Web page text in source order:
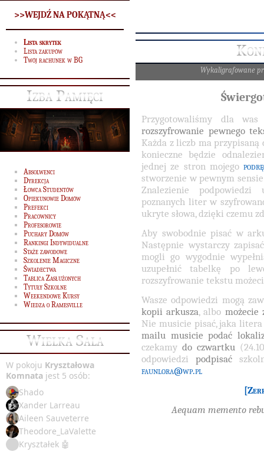
>>WEJDŹ NA POKĄTNĄ<<
Lista skrytek
Lista zakupów
Twój rachunek w BG
Izba Pamięci
Absolwenci
Dyrekcja
Łowca Studentów
Opiekunowie Domów
Prefekci
Pracownicy
Profesorowie
Puchary Domów
Rankingi Indywidualne
Staże zawodowe
Szkolenie Magiczne
Świadectwa
Tablica Zasłużonych
Tytuły Szkolne
Weekendowe Kursy
Wiedza o Ramesville
Wielka Sala
W pokoju Kryształowa
Komnata jest 5 osób:
Shado
Xander Larreau
Aileen Sauveterre
Theodore_LaValette
Kryształek 🤖
Wykaligrafowane
Przygotowaliśmy dla
rozszyfrowanie pewnego
Każda z liczb ma
konieczne będzie
jednej ze stron mojego
stworzenie w pewnym
Znalezienie podpowiedzi
poznanych liter w
ukryte słowa, dzięki czemu
Aby swobodnie pisać w
Następnie wystarczy
mogli go wygodnie
uzupełnić tabelkę po
rozszyfrowanie tekstu
Wasze odpowiedzi mogą
kopii arkusza, albo możecie
Nie musicie pisać, jaka
mailu musicie podać
czekamy do czwartku
odpowiedzi podpisać
faunlora@wp.pl
Aequam memento